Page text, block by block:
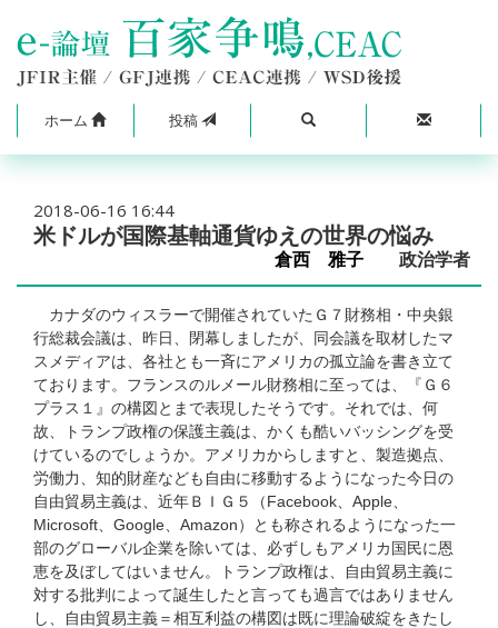
ホーム 投稿
2018-06-16 16:44
米ドルが国際基軸通貨ゆえの世界の悩み
倉西 雅子 政治学者
カナダのウィスラーで開催されていたＧ７財務相・中央銀
行総裁会議は、昨日、閉幕しましたが、同会議を取材したマ
スメディアは、各社とも一斉にアメリカの孤立論を書き立て
ております。フランスのルメール財務相に至っては、『Ｇ６
プラス１』の構図とまで表現したそうです。それでは、何
故、トランプ政権の保護主義は、かくも酷いバッシングを受
けているのでしょうか。アメリカからしますと、製造拠点、
労働力、知的財産なども自由に移動するようになった今日の
自由貿易主義は、近年ＢＩＧ５（Facebook、Apple、
Microsoft、Google、Amazon）とも称されるようになった一
部のグローバル企業を除いては、必ずしもアメリカ国民に恩
恵を及ぼしてはいません。トランプ政権は、自由貿易主義に
対する批判によって誕生したと言っても過言ではありません
し、自由貿易主義＝相互利益の構図は既に理論破綻をきたし